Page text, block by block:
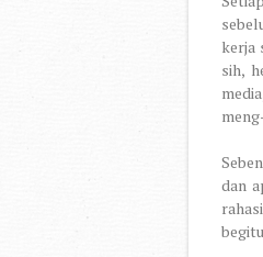
kerja
sih,
dan